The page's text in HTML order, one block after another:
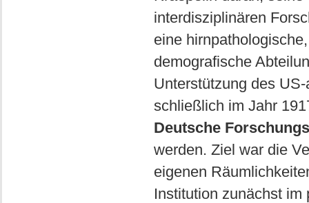
interdisziplinären
eine
demografische
Unterstützung des
schließlich im Jahr
Deutsche
werden. Ziel war die
eigenen
Institution zunächst